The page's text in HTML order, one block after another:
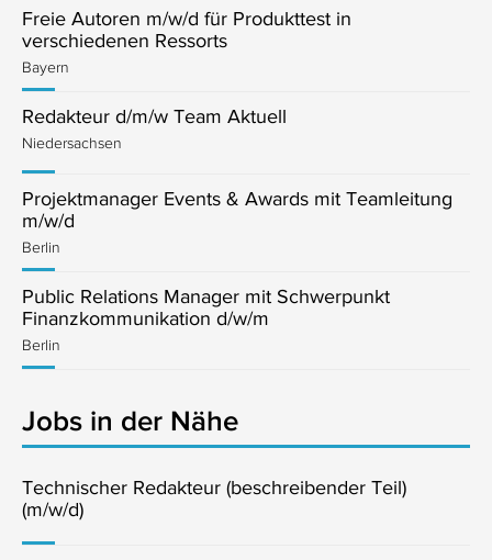
Freie Autoren m/w/d für Produkttest in
verschiedenen Ressorts
Bayern
Redakteur d/m/w Team Aktuell
Niedersachsen
Projektmanager Events & Awards mit Teamleitung
m/w/d
Berlin
Public Relations Manager mit Schwerpunkt
Finanzkommunikation d/w/m
Berlin
Jobs in der Nähe
Technischer Redakteur (beschreibender Teil)
(m/w/d)